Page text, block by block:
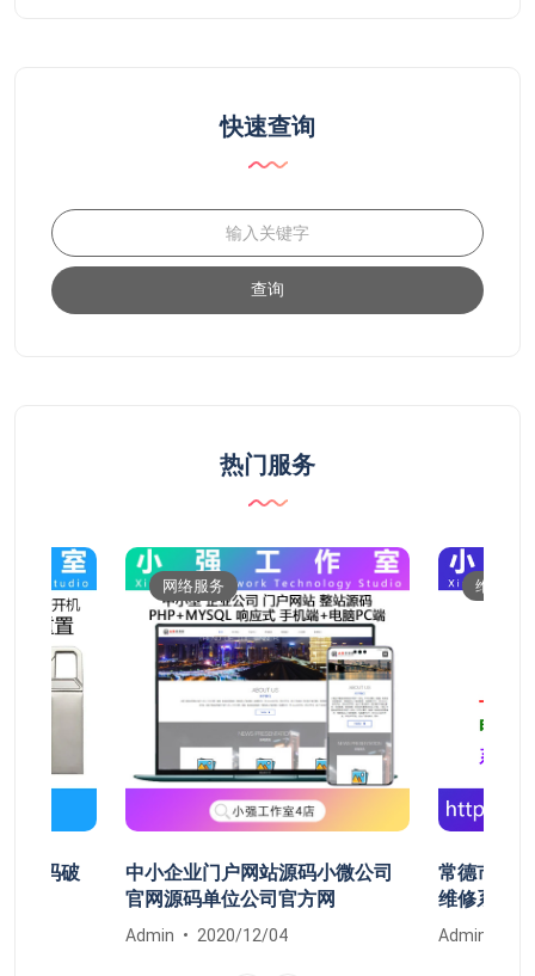
快速查询
查询
热门服务
密码破
网络服务
中小企业门户网站源码小微公司
官网源码单位公司官方网
Admin 2020/12/04
维修服
常德市鼎
维修系统
Admin